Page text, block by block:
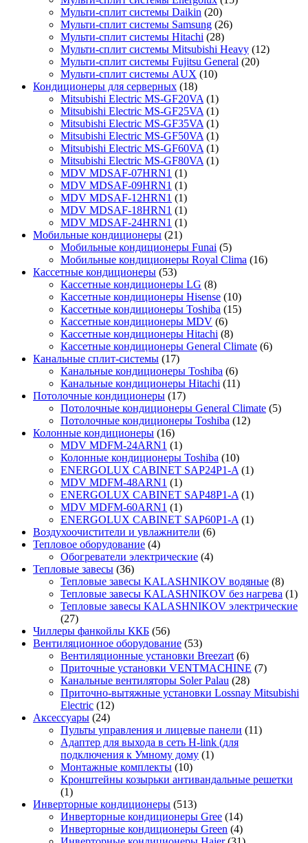
Мульти-сплит системы Daikin (20)
Мульти-сплит системы Samsung (26)
Мульти-сплит системы Hitachi (28)
Мульти-сплит системы Mitsubishi Heavy (12)
Мульти-сплит системы Fujitsu General (20)
Мульти-сплит системы AUX (10)
Кондиционеры для серверных (18)
Mitsubishi Electric MS-GF20VA (1)
Mitsubishi Electric MS-GF25VA (1)
Mitsubishi Electric MS-GF35VA (1)
Mitsubishi Electric MS-GF50VA (1)
Mitsubishi Electric MS-GF60VA (1)
Mitsubishi Electric MS-GF80VA (1)
MDV MDSAF-07HRN1 (1)
MDV MDSAF-09HRN1 (1)
MDV MDSAF-12HRN1 (1)
MDV MDSAF-18HRN1 (1)
MDV MDSAF-24HRN1 (1)
Мобильные кондиционеры (21)
Мобильные кондиционеры Funai (5)
Мобильные кондиционеры Royal Clima (16)
Кассетные кондиционеры (53)
Кассетные кондиционеры LG (8)
Кассетные кондиционеры Hisense (10)
Кассетные кондиционеры Toshiba (15)
Кассетные кондиционеры MDV (6)
Кассетные кондиционеры Hitachi (8)
Кассетные кондиционеры General Climate (6)
Канальные сплит-системы (17)
Канальные кондиционеры Toshiba (6)
Канальные кондиционеры Hitachi (11)
Потолочные кондиционеры (17)
Потолочные кондиционеры General Climate (5)
Потолочные кондиционеры Toshiba (12)
Колонные кондиционеры (16)
MDV MDFM-24ARN1 (1)
Колонные кондиционеры Toshiba (10)
ENERGOLUX CABINET SAP24P1-A (1)
MDV MDFM-48ARN1 (1)
ENERGOLUX CABINET SAP48P1-A (1)
MDV MDFM-60ARN1 (1)
ENERGOLUX CABINET SAP60P1-A (1)
Воздухоочистители и увлажнители (6)
Тепловое оборудование (4)
Обогреватели электрические (4)
Тепловые завесы (36)
Тепловые завесы KALASHNIKOV водяные (8)
Тепловые завесы KALASHNIKOV без нагрева (1)
Тепловые завесы KALASHNIKOV электрические
(27)
Чиллеры фанкойлы ККБ (56)
Вентиляционное оборудование (53)
Вентиляционные установки Breezart (6)
Приточные установки VENTMACHINE (7)
Канальные вентиляторы Soler Palau (28)
Приточно-вытяжные установки Lossnay Mitsubishi
Electric (12)
Аксессуары (24)
Пульты управления и лицевые панели (11)
Адаптер для выхода в сеть H-link (для
подключения к Умному дому (1)
Монтажные комплекты (10)
Кронштейны козырьки антивандальные решетки
(1)
Инверторные кондиционеры (513)
Инверторные кондиционеры Gree (14)
Инверторные кондиционеры Green (4)